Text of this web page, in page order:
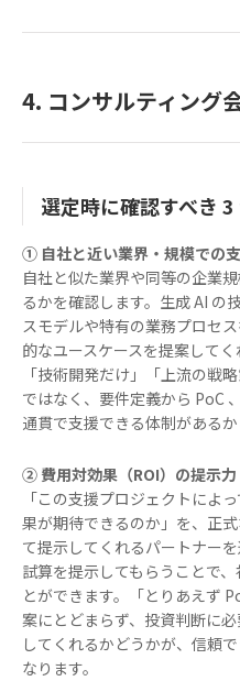
4. コンサルティング
選定時に確認すべき
① 自社と近い業界・規模での
自社と似た業界や同等の企業
るかを確認します。生成 AI の
スモデルや特有の業務プロセ
的なユースケースを提案して
「技術開発だけ」「上流の戦
ではなく、要件定義から PoC
通貫で支援できる体制がある
② 費用対効果（ROI）の提示力
「この支援プロジェクトによ
果が期待できるのか」を、正
て提示してくれるパートナー
試算を提示してもらうことで
とができます。「とりあえず
案にとどまらず、投資判断に
してくれるかどうかが、信頼
なります。